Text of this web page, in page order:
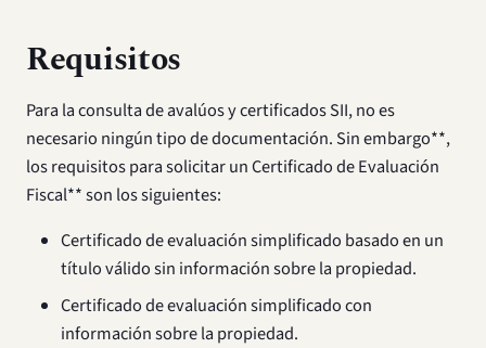
Requisitos
Para la consulta de avalúos y certificados SII, no es
necesario ningún tipo de documentación. Sin embargo**,
los requisitos para solicitar un Certificado de Evaluación
Fiscal** son los siguientes:
Certificado de evaluación simplificado basado en un
título válido sin información sobre la propiedad.
Certificado de evaluación simplificado con
información sobre la propiedad.